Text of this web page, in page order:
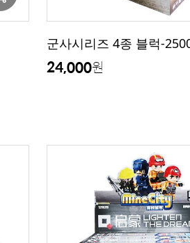
군사시리즈 4종 블럭-
24,000원